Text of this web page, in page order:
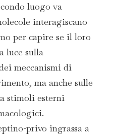
luogo va
interagiscano
per capire se il loro
luce sulla
meccanismi di
ma anche sulle
stimoli esterni
privo ingrassa a